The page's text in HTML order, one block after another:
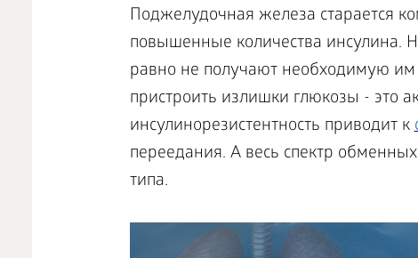
Поджелудочная железа старается
повышенные количества инсулина.
равно не получают необходимую
пристроить излишки глюкозы - это
инсулинорезистентность приводит к
переедания. А весь спектр
типа.